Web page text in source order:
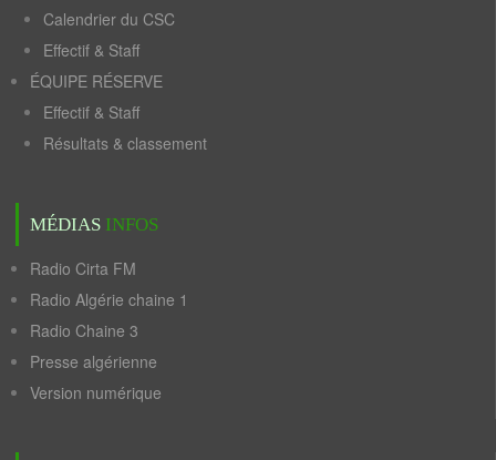
Calendrier du CSC
Effectif & Staff
ÉQUIPE RÉSERVE
Effectif & Staff
Résultats & classement
MÉDIAS INFOS
Radio Cirta FM
Radio Algérie chaine 1
Radio Chaine 3
Presse algérienne
Version numérique